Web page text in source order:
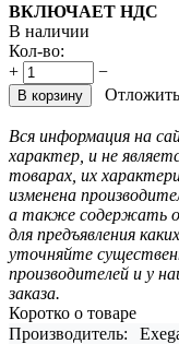
ВКЛЮЧАЕТ НДС
В наличии
Кол-во:
+
−
В корзину Отложить
Вся информация на
характер, и не
товарах, их
изменена
а также содержать
для предъявления
уточняйте
производителей и у
заказа.
Коротко о товаре
Производитель: